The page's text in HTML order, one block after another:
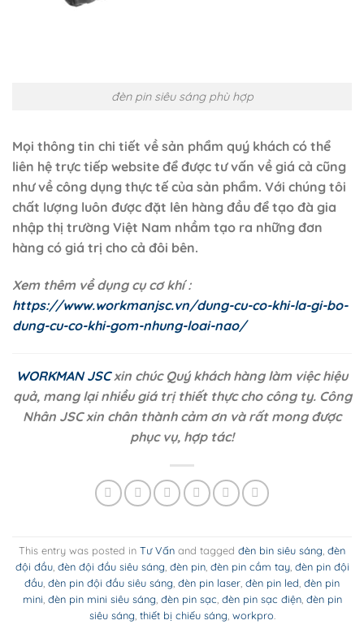
đèn pin siêu sáng phù hợp
Mọi thông tin chi tiết về sản phẩm quý khách có thể
liên hệ trực tiếp website để được tư vấn về giá cả cũng
như về công dụng thực tế của sản phẩm. Với chúng tôi
chất lượng luôn được đặt lên hàng đầu để tạo đà gia
nhập thị trường Việt Nam nhầm tạo ra những đơn
hàng có giá trị cho cả đôi bên.
Xem thêm về dụng cụ cơ khí :
https://www.workmanjsc.vn/dung-cu-co-khi-la-gi-bo-
dung-cu-co-khi-gom-nhung-loai-nao/
WORKMAN JSCxin chúc Quý khách hàng làm việc hiệu
quả, mang lại nhiều giá trị thiết thực cho công ty. Công
Nhân JSC xin chân thành cảm ơn và rất mong được
phục vụ, hợp tác!
This entry was posted in Tư Vấn and tagged đèn bin siêu sáng, đèn
đội đầu, đèn đội đầu siêu sáng, đèn pin, đèn pin cầm tay, đèn pin đội
đầu, đèn pin đội đầu siêu sáng, đèn pin laser, đèn pin led, đèn pin
mini, đèn pin mini siêu sáng, đèn pin sạc, đèn pin sạc điện, đèn pin
siêu sáng, thiết bị chiếu sáng, workpro.